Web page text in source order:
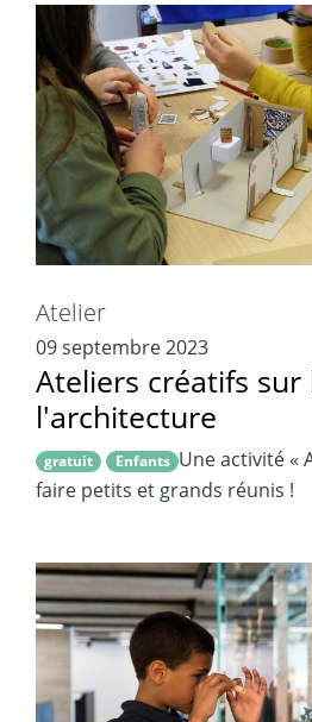
Atelier
09 septembre 2023
Ateliers créatifs
l'architecture
gratuit Enfants Une activité «
faire petits et grands réunis !